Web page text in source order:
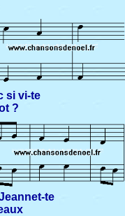
si vi-te
?
te